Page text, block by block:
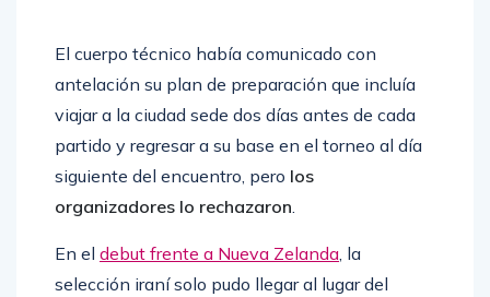
El cuerpo técnico había comunicado con
antelación su plan de preparación que incluía
viajar a la ciudad sede dos días antes de cada
partido y regresar a su base en el torneo al día
siguiente del encuentro, pero los
organizadores lo rechazaron.
En el debut frente a Nueva Zelanda, la
selección iraní solo pudo llegar al lugar del